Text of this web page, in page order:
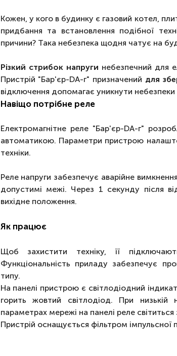
Кожен, у кого в будинку є газовий котел,
придбання та встановлення подібної
причини? Така небезпека щодня чатує на
Різкий стрибок напруги небезпечний для
Пристрій "Бар'єр-DA-г" призначений для
відключення допомагає уникнути небезпеки
Навіщо потрібне реле
Електромагнітне реле "Бар'єр-DA-г"
автоматикою. Параметри пристрою
техніки.
Реле напруги забезпечує аварійне
допустимі межі. Через 1 секунду після
вихідне положення.
Як працює
Щоб захистити техніку, її
Функціональність приладу забезпечує
типу.
На панелі пристрою є світлодіодний
горить жовтий світлодіод. При
параметрах мережі на панелі реле
Пристрій оснащується фільтром